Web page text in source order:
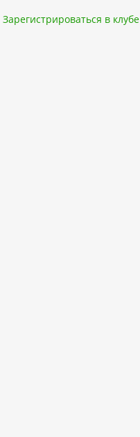
Зарегистрироваться в клубе